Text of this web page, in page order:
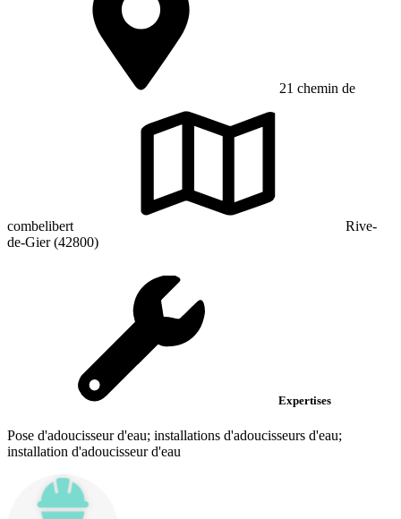
21 chemin de
combelibert
Rive-
de-Gier (42800)
Expertises
Pose d'adoucisseur d'eau; installations d'adoucisseurs d'eau;
installation d'adoucisseur d'eau